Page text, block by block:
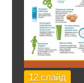
12 слайд